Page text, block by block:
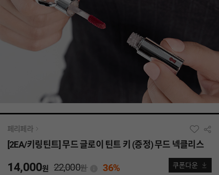
페리페라
[2EA/키링틴트] 무드 글로이 틴트 키 (증정) 무드 넥클리스
14,000원 22,000원 36% 쿠폰다운